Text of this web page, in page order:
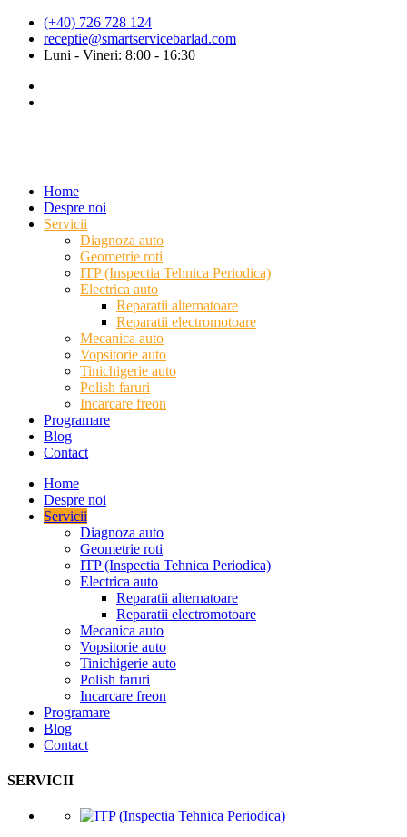
(+40) 726 728 124
receptie@smartservicebarlad.com
Luni - Vineri: 8:00 - 16:30
Home
Despre noi
Servicii
Diagnoza auto
Geometrie roti
ITP (Inspectia Tehnica Periodica)
Electrica auto
Reparatii alternatoare
Reparatii electromotoare
Mecanica auto
Vopsitorie auto
Tinichigerie auto
Polish faruri
Incarcare freon
Programare
Blog
Contact
Home
Despre noi
Servicii
Diagnoza auto
Geometrie roti
ITP (Inspectia Tehnica Periodica)
Electrica auto
Reparatii alternatoare
Reparatii electromotoare
Mecanica auto
Vopsitorie auto
Tinichigerie auto
Polish faruri
Incarcare freon
Programare
Blog
Contact
SERVICII